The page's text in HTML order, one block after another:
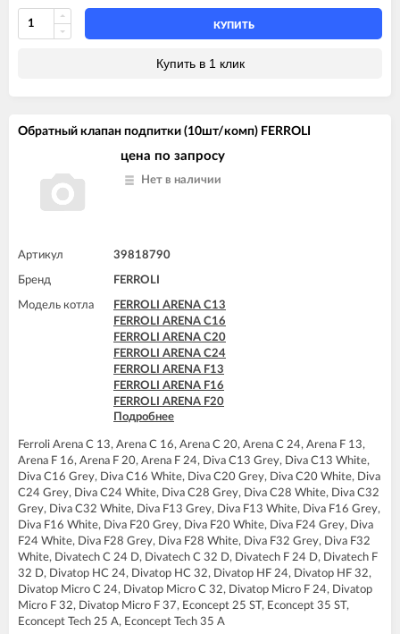
FERROLI DIVAtop C24
FERROLI DIVAtop F24
FERROLI DIVAtop HC24
FERROLI DIVAtop HF24
FERROLI DIVAtop micro C24
FERROLI DOMINA C13 N
FERROLI DOMINA C16 N
FERROLI DOMINA C24 N
FERROLI DOMINA F24 N
FERROLI DOMIproject C24 D
FERROLI DOMIproject F24
FERROLI DOMIproject F24 D
FERROLI DOMItech C24
FERROLI DOMItech C24 D
FERROLI DOMItech F24
FERROLI DOMItech F24 D
КУПИТЬ
Купить в 1 клик
Обратный клапан подпитки (10шт/комп) FERROLI
цена по запросу
Нет в наличии
Артикул 39818790
Бренд FERROLI
Модель котла
FERROLI ARENA C13
FERROLI ARENA C16
FERROLI ARENA C20
FERROLI ARENA C24
FERROLI ARENA F13
FERROLI ARENA F16
FERROLI ARENA F20
FERROLI ARENA F24
FERROLI BLUEHELIX TECH 25C
FERROLI BLUEHELIX TECH 35 A
FERROLI BLUEHELIX TECH 35C
FERROLI DIVA C13
FERROLI DIVA C16
FERROLI DIVA C20
FERROLI DIVA C24
FERROLI DIVA C28
FERROLI DIVA C32
FERROLI DIVA F13
FERROLI DIVA F16
FERROLI DIVA F20
Подробнее
Ferroli Arena C 13, Arena C 16, Arena C 20, Arena C 24, Arena F 13,
Arena F 16, Arena F 20, Arena F 24, Diva C13 Grey, Diva C13 White,
Diva C16 Grey, Diva C16 White, Diva C20 Grey, Diva C20 White, Diva
C24 Grey, Diva C24 White, Diva C28 Grey, Diva C28 White, Diva C32
Grey, Diva C32 White, Diva F13 Grey, Diva F13 White, Diva F16 Grey,
Diva F16 White, Diva F20 Grey, Diva F20 White, Diva F24 Grey, Diva
F24 White, Diva F28 Grey, Diva F28 White, Diva F32 Grey, Diva F32
White, Divatech C 24 D, Divatech C 32 D, Divatech F 24 D, Divatech F
32 D, Divatop HC 24, Divatop HC 32, Divatop HF 24, Divatop HF 32,
Divatop Micro C 24, Divatop Micro C 32, Divatop Micro F 24, Divatop
Micro F 32, Divatop Micro F 37, Econcept 25 ST, Econcept 35 ST,
Econcept Tech 25 A, Econcept Tech 35 A